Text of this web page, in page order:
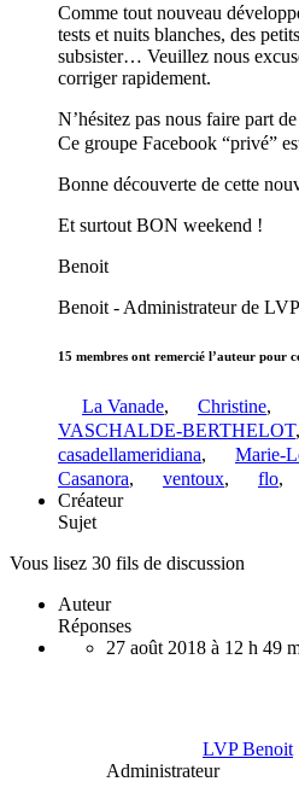
Comme tout nouveau
tests et nuits blanches, des
subsister… Veuillez nous
corriger rapidement.
N’hésitez pas nous faire part
Ce groupe Facebook “privé”
Bonne découverte de cette
Et surtout BON weekend !
Benoit
Benoit - Administrateur de
15 membres ont remercié l’auteur pour
La Vanade, Christine,
VASCHALDE-BERTHELOT,
casadellameridiana, Marie-
Casanora, ventoux, flo,
Créateur
Sujet
Vous lisez 30 fils de discussion
Auteur
Réponses
27 août 2018 à 12 h 49
LVP Benoit
Administrateur